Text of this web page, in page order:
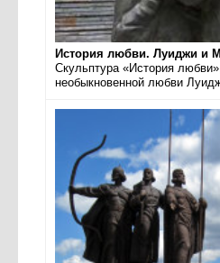
История любви. Луиджи и
Скульптура «История
необыкновенной любви